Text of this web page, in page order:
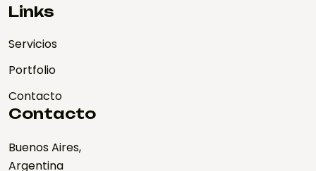
Links
Servicios
Portfolio
Contacto
Contacto
Buenos Aires,
Argentina